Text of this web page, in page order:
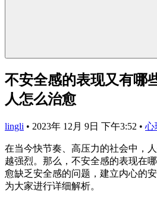
不安全感的表现又有哪
人怎么治愈
lingli • 2023年 12月 9日 下午3:52 • 心
在当今快节奏、高压力的社会中，
越强烈。那么，不安全感的表现在
愈缺乏安全感的问题，建立内心的
为大家进行详细解析。